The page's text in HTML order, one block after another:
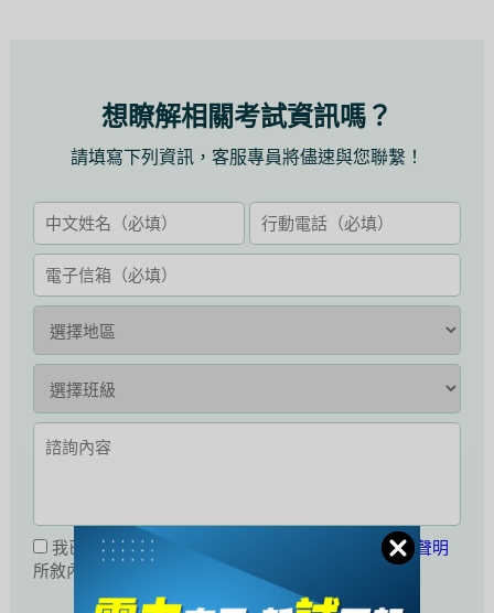
想瞭解相關考試資訊嗎？
請填寫下列資訊，客服專員將儘速與您聯繫！
我已閱讀並同意接受
公職王會員服務條款暨隱私權聲明
所敘內容。